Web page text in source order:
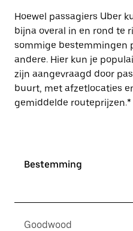
Hoewel passagiers Uber
bijna overal in en rond te
sommige bestemmingen
andere. Hier kun je
zijn aangevraagd door
buurt, met afzetlocaties
gemiddelde routeprijzen.*
Bestemming
Goodwood